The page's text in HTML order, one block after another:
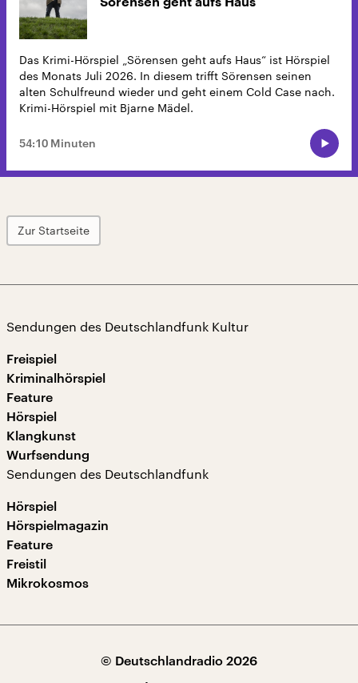
Das Krimi-Hörspiel „Sörensen geht aufs Haus“ ist Hörspiel
des Monats Juli 2026. In diesem trifft Sörensen seinen
alten Schulfreund wieder und geht einem Cold Case nach.
Krimi-Hörspiel mit Bjarne Mädel.
54:10 Minuten
Zur Startseite
Sendungen des Deutschlandfunk Kultur
Freispiel
Kriminalhörspiel
Feature
Hörspiel
Klangkunst
Wurfsendung
Sendungen des Deutschlandfunk
Hörspiel
Hörspielmagazin
Feature
Freistil
Mikrokosmos
© Deutschlandradio 2026